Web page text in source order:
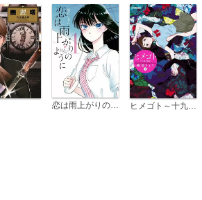
恋は雨上がりのように